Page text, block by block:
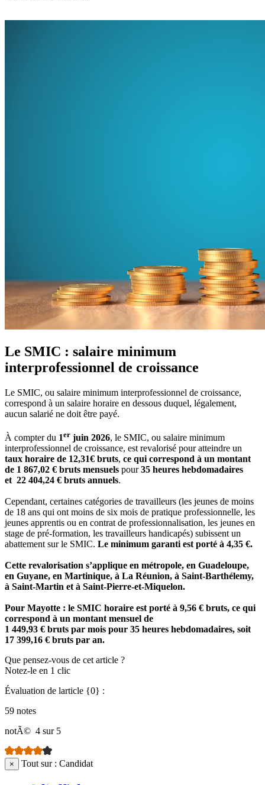
Le SMIC : salaire minimum
interprofessionnel de croissance
Le SMIC, ou salaire minimum interprofessionnel de croissance,
correspond à un salaire horaire en dessous duquel, légalement,
aucun salarié ne doit être payé.
À compter du 1er juin 2026, le SMIC, ou salaire minimum
interprofessionnel de croissance, est revalorisé pour atteindre un
taux horaire de 12,31€ bruts, ce qui correspond à un montant
de 1 867,02 € bruts mensuels pour35 heures hebdomadaires
et 22 404,24 € bruts annuels.
Cependant, certaines catégories de travailleurs (les jeunes de moins
de 18 ans qui ont moins de six mois de pratique professionnelle, les
jeunes apprentis ou en contrat de professionnalisation, les jeunes en
stage de pré-formation, les travailleurs handicapés) subissent un
abattement sur le SMIC. Le minimum garanti est porté à 4,35 €.
Cette revalorisation s’applique en métropole, en Guadeloupe,
en Guyane, en Martinique, à La Réunion, à Saint-Barthélemy,
à Saint-Martin et à Saint-Pierre-et-Miquelon.
Pour Mayotte : le SMIC horaire est porté à 9,56 € bruts, ce qui
correspond à un montant mensuel de
1 449,93 € bruts par mois pour 35 heures hebdomadaires, soit
17 399,16 € bruts par an.
Que pensez-vous de cet article ?
Notez-le en 1 clic
Évaluation de larticle {0} :
59 notes
notÃ© 4 sur 5
× Tout sur : Candidat